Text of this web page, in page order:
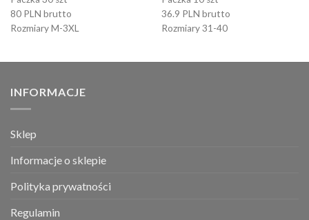
80 PLN brutto
Rozmiary M-3XL
36.9 PLN brutto
Rozmiary 31-40
INFORMACJE
Sklep
Informacje o sklepie
Polityka prywatności
Regulamin